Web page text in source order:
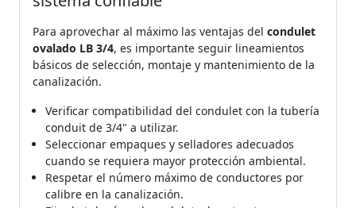
Para aprovechar al máximo las ventajas del condulet
ovalado LB 3/4, es importante seguir lineamientos
básicos de selección, montaje y mantenimiento de la
canalización.
Verificar compatibilidad del condulet con la tubería
conduit de 3/4" a utilizar.
Seleccionar empaques y selladores adecuados
cuando se requiera mayor protección ambiental.
Respetar el número máximo de conductores por
calibre en la canalización.